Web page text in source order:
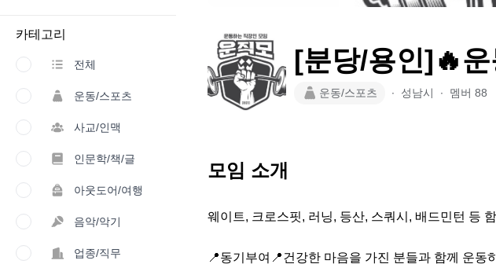
카테고리
전체
운동/스포츠
사교/인맥
인문학/책/글
아웃도어/여행
음악/악기
업종/직무
[분당/용인]🔥
운동/스포츠 ∙ 성남시 ∙ 멤버 88
모임 소개
웨이트, 크로스핏, 러닝, 등산, 스쿼시, 배드민턴 등
📍동기부여📍건강한 마음을 가진 분들과 함께 운동